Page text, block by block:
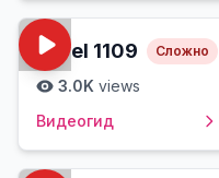
Level 1109 Сложно
3.0K views
Видеогид